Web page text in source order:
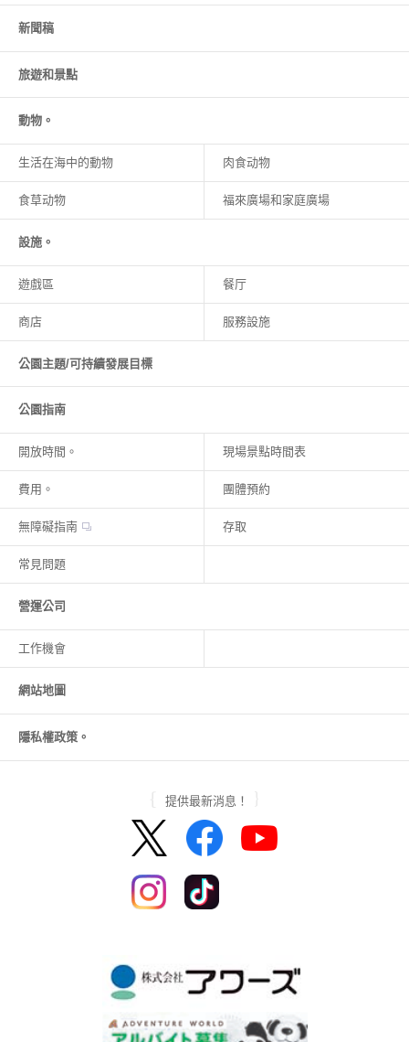
新聞稿
旅遊和景點
動物。
生活在海中的動物 肉食动物
食草动物 福來廣場和家庭廣場
設施。
遊戲區 餐厅
商店 服務設施
公園主題/可持續發展目標
公園指南
開放時間。 現場景點時間表
費用。 團體預約
無障礙指南 存取
常見問題
營運公司
工作機會
網站地圖
隱私權政策。
提供最新消息！